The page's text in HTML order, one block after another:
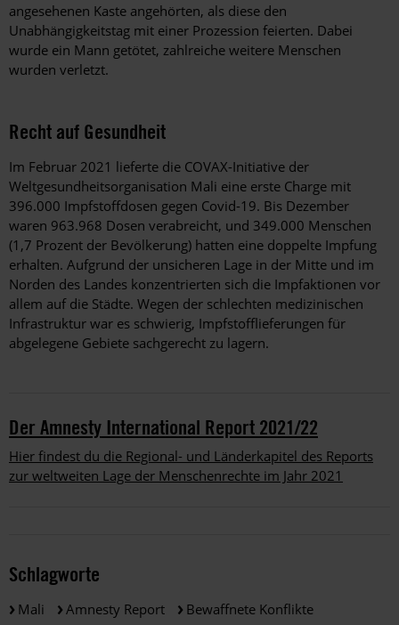
angesehenen Kaste angehörten, als diese den
Unabhängigkeitstag mit einer Prozession feierten. Dabei
wurde ein Mann getötet, zahlreiche weitere Menschen
wurden verletzt.
Recht auf Gesundheit
Im Februar 2021 lieferte die COVAX-Initiative der
Weltgesundheitsorganisation Mali eine erste Charge mit
396.000 Impfstoffdosen gegen Covid-19. Bis Dezember
waren 963.968 Dosen verabreicht, und 349.000 Menschen
(1,7 Prozent der Bevölkerung) hatten eine doppelte Impfung
erhalten. Aufgrund der unsicheren Lage in der Mitte und im
Norden des Landes konzentrierten sich die Impfaktionen vor
allem auf die Städte. Wegen der schlechten medizinischen
Infrastruktur war es schwierig, Impfstofflieferungen für
abgelegene Gebiete sachgerecht zu lagern.
Der Amnesty International Report 2021/22
Hier findest du die Regional- und Länderkapitel des Reports
zur weltweiten Lage der Menschenrechte im Jahr 2021
Schlagworte
Mali Amnesty Report
Bewaffnete Konflikte